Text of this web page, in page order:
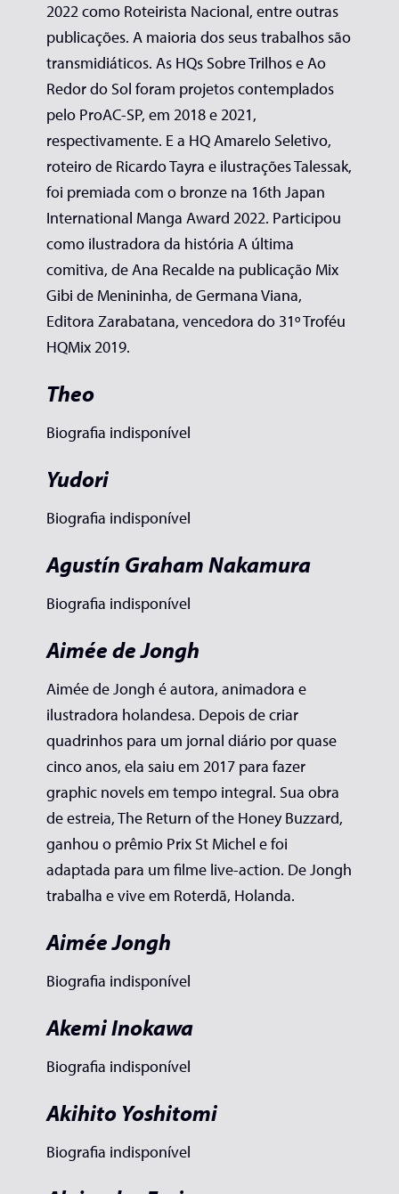
2022 como Roteirista Nacional, entre outras
publicações. A maioria dos seus trabalhos são
transmidiáticos. As HQs Sobre Trilhos e Ao
Redor do Sol foram projetos contemplados
pelo ProAC-SP, em 2018 e 2021,
respectivamente. E a HQ Amarelo Seletivo,
roteiro de Ricardo Tayra e ilustrações Talessak,
foi premiada com o bronze na 16th Japan
International Manga Award 2022. Participou
como ilustradora da história A última
comitiva, de Ana Recalde na publicação Mix
Gibi de Menininha, de Germana Viana,
Editora Zarabatana, vencedora do 31º Troféu
HQMix 2019.
Theo
Biografia indisponível
Yudori
Biografia indisponível
Agustín Graham Nakamura
Biografia indisponível
Aimée de Jongh
Aimée de Jongh é autora, animadora e
ilustradora holandesa. Depois de criar
quadrinhos para um jornal diário por quase
cinco anos, ela saiu em 2017 para fazer
graphic novels em tempo integral. Sua obra
de estreia, The Return of the Honey Buzzard,
ganhou o prêmio Prix St Michel e foi
adaptada para um filme live-action. De Jongh
trabalha e vive em Roterdã, Holanda.
Aimée Jongh
Biografia indisponível
Akemi Inokawa
Biografia indisponível
Akihito Yoshitomi
Biografia indisponível